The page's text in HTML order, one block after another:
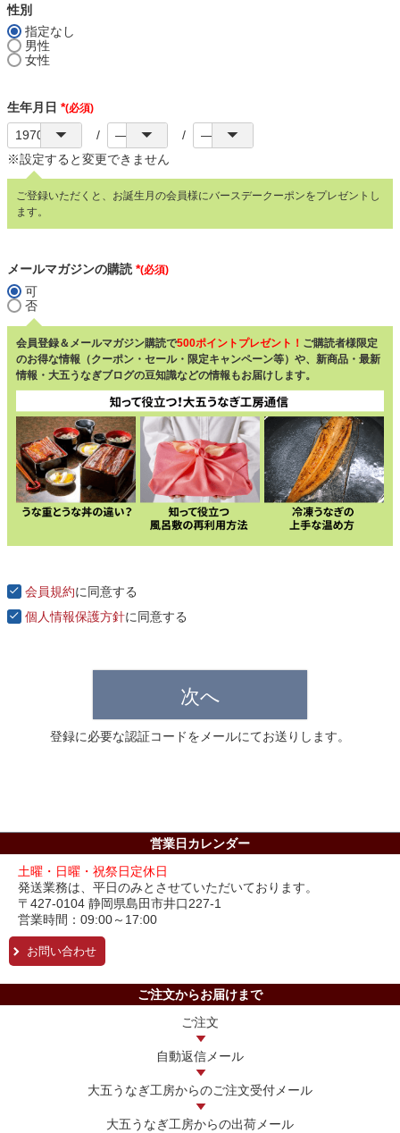
性別
指定なし
男性
女性
生年月日 (必須)
※設定すると変更できません
ご登録いただくと、お誕生月の会員様にバースデークーポンをプレゼントし
ます。
メールマガジンの購読 (必須)
可
否
会員登録＆メールマガジン購読で500ポイントプレゼント！ ご購読者様限定
のお得な情報（クーポン・セール・限定キャンペーン等）や、新商品・最新
情報・大五うなぎブログの豆知識などの情報もお届けします。
会員規約に同意する
個人情報保護方針に同意する
次へ
登録に必要な認証コードをメールにてお送りします。
営業日カレンダー
土曜・日曜・祝祭日定休日
発送業務は、平日のみとさせていただいております。
〒427-0104 静岡県島田市井口227-1
営業時間：09:00～17:00
お問い合わせ
ご注文からお届けまで
ご注文
自動返信メール
大五うなぎ工房からのご注文受付メール
大五うなぎ工房からの出荷メール